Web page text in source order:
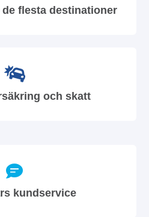
flesta destinationer
och skatt
kundservice